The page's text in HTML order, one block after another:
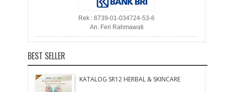
Rek : 6739-01-034724-53-6
An. Feri Rahmawati
BEST SELLER
KATALOG SR12 HERBAL & SKINCARE